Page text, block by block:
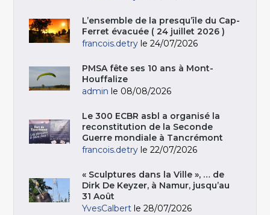
L’ensemble de la presqu’île du Cap-
Ferret évacuée ( 24 juillet 2026 )
francois.detry le 24/07/2026
PMSA fête ses 10 ans à Mont-
Houffalize
admin le 08/08/2026
Le 300 ECBR asbl a organisé la
reconstitution de la Seconde
Guerre mondiale à Tancrémont
francois.detry le 22/07/2026
« Sculptures dans la Ville », … de
Dirk De Keyzer, à Namur, jusqu’au
31 Août
YvesCalbert le 28/07/2026